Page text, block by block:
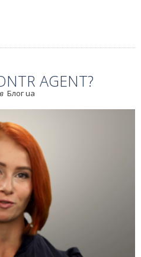
AGENT?
в Блог ua